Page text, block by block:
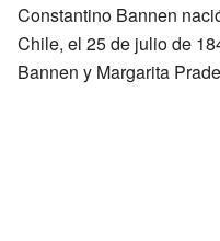
Constantino Bannen
Chile, el 25 de julio de
Bannen y Margarita